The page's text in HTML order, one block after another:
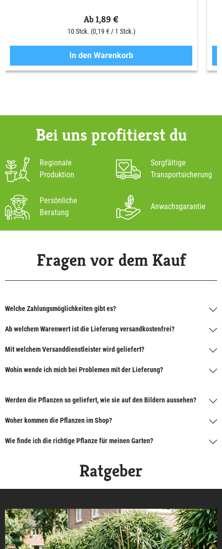
Ab 1,89 €
10 Stck. (0,19 € / 1 Stck.)
In den Warenkorb
Bei uns profitierst du
Regionale
Produktion
Sorgfältige
Transportsicherung
Persönliche
Beratung
Anwachsgarantie
Fragen vor dem Kauf
Welche Zahlungsmöglichkeiten gibt es?
Ab welchem Warenwert ist die Lieferung versandkostenfrei?
Mit welchem Versanddienstleister wird geliefert?
Wohin wende ich mich bei Problemen mit der Lieferung?
Werden die Pflanzen so geliefert, wie sie auf den Bildern aussehen?
Woher kommen die Pflanzen im Shop?
Wie finde ich die richtige Pflanze für meinen Garten?
Ratgeber